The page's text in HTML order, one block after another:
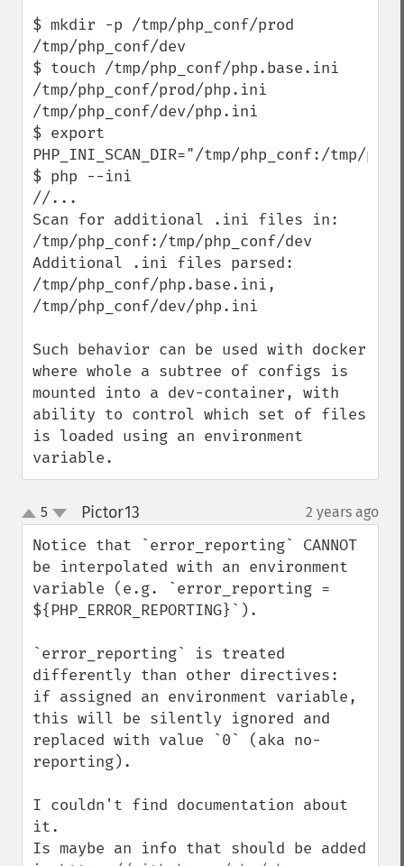
$ mkdir -p /tmp/php_conf/prod
/tmp/php_conf/dev
$ touch /tmp/php_conf/php.base.ini
/tmp/php_conf/prod/php.ini
/tmp/php_conf/dev/php.ini
$ export
PHP_INI_SCAN_DIR="/tmp/php_conf:/tmp/
$ php --ini
//...
Scan for additional .ini files in:
/tmp/php_conf:/tmp/php_conf/dev
Additional .ini files parsed:
/tmp/php_conf/php.base.ini,
/tmp/php_conf/dev/php.ini
Such behavior can be used with docker
where whole a subtree of configs is
mounted into a dev-container, with
ability to control which set of files
is loaded using an environment
variable.
up
down
5 Pictor13 2 years ago
Notice that `error_reporting` CANNOT
be interpolated with an environment
variable (e.g. `error_reporting =
${PHP_ERROR_REPORTING}`).
`error_reporting` is treated
differently than other directives:
if assigned an environment variable,
this will be silently ignored and
replaced with value `0` (aka no-
reporting).
I couldn't find documentation about
it.
Is maybe an info that should be added